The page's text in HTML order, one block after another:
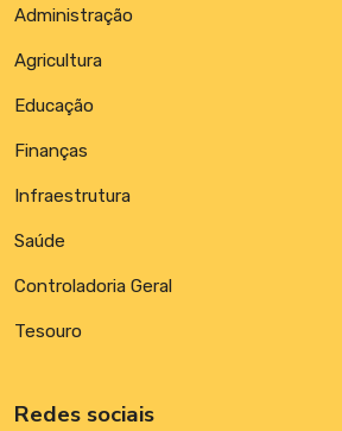
Administração
Agricultura
Educação
Finanças
Infraestrutura
Saúde
Controladoria Geral
Tesouro
Redes sociais